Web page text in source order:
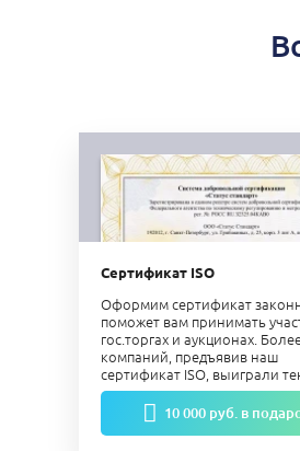
Сертификат ISO
Оформим сертификат
поможет вам принимать
гос.торгах и аукционах.
компаний, предъявив наш
сертификат ISO, выиграли
10 000 руб. в